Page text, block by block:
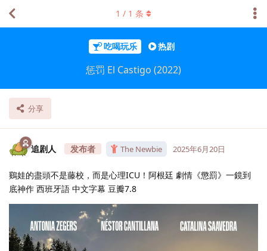
吃喝玩乐 热剧
惩罚 El Castigo (2022)
分享
1 / 1 条
追剧人 The Newbie 2025年6月20日
鷄娃的盡頭不是藤校，而是心理ICU！阿根廷 劇情《懲罰》一鏡到
底神作 西班牙語 中文字幕 豆瓣7.8